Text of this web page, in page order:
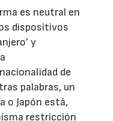
es neutral en
dispositivos
y
de
palabras, un
o Japón está,
restricción